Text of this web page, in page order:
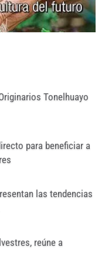
Tonelhuayo
para beneficiar a
las tendencias
reúne a